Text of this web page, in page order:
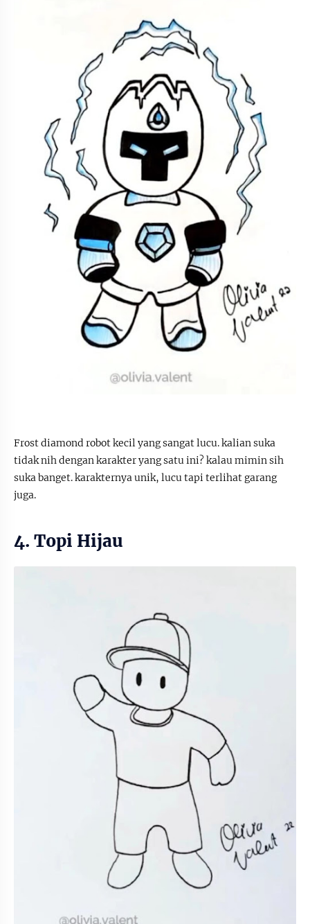
Frost diamond robot kecil yang sangat lucu. kalian suka
tidak nih dengan karakter yang satu ini? kalau mimin sih
suka banget. karakternya unik, lucu tapi terlihat garang
juga.
4. Topi Hijau